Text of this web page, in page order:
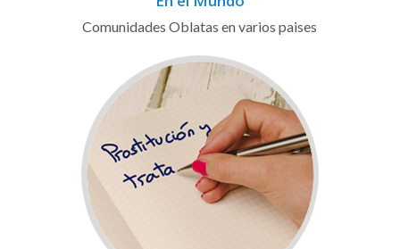
Comunidades Oblatas en varios paises